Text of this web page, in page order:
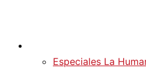
Especiales La